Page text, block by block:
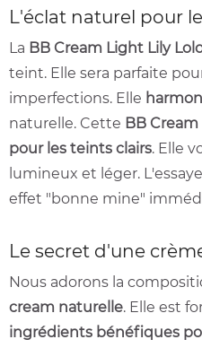
L'éclat naturel pour
La BB Cream Light Lily
teint. Elle sera parfaite
imperfections. Elle
naturelle. Cette BB
pour les teints clairs. Elle
lumineux et léger.
effet "bonne mine"
Le secret d'une
Nous adorons la
cream naturelle. Elle est
ingrédients bénéfiques